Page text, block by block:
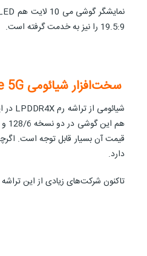
19.5:9 را نیز به خدمت گرفته است.
سخت‌افزار شیائومی 5G
هم این گوشی‌ در دو نسخه 128/6 و 128/8 گیگابایت عرضه خواهد شد. نوع حافظه بکار رفته در آن هم UFS 2.1 است. اگر آن را با
دارد.
تاکنون شرکت‌های زیادی از این تراشه